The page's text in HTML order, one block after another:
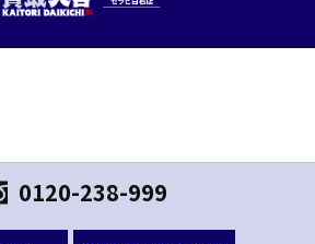
0120-238-999